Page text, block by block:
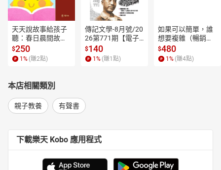
天天說故事給孩子
聽：春日晨間故事
【有聲書】
$250
1 % (賺2點)
傳記文學-8月號/20
26第771期【電子
書】
$140
1 % (賺1 點)
如果可以簡單，誰
想要複雜（暢銷經
典新編版）【電子
書】
$480
1 % (賺4點)
本店相關類別
親子教養 有聲書
下載樂天 Kobo 應用程式